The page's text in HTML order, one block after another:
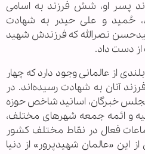
برشمرد که از ۷ فرزند پسر او، شش فرزند به اسامی
حُمید و علی حیدر به شهادت
نصرالله که فرزندش شهید
از دست داد.
از عالمانی وجود دارد که چهار
آنان به شهادت رسیده‌اند. در
خبرگان، اساتید شاخص حوزه
و ائمه جمعه شهرهای مختلف،
فعال در نقاط مختلف کشور
این «عالمان شهیدپرور» از دنیا